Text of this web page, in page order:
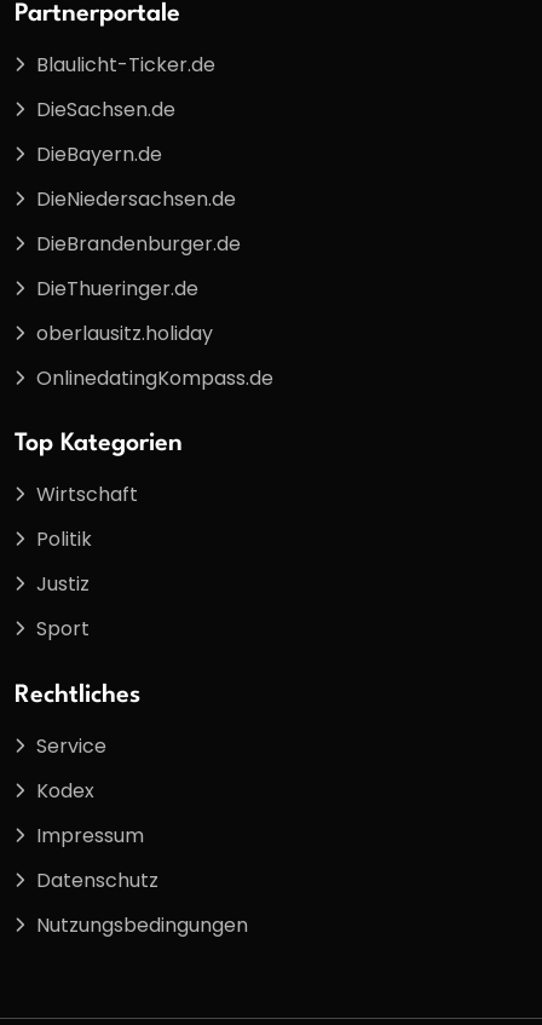
Partnerportale
Blaulicht-Ticker.de
DieSachsen.de
DieBayern.de
DieNiedersachsen.de
DieBrandenburger.de
DieThueringer.de
oberlausitz.holiday
OnlinedatingKompass.de
Top Kategorien
Wirtschaft
Politik
Justiz
Sport
Rechtliches
Service
Kodex
Impressum
Datenschutz
Nutzungsbedingungen